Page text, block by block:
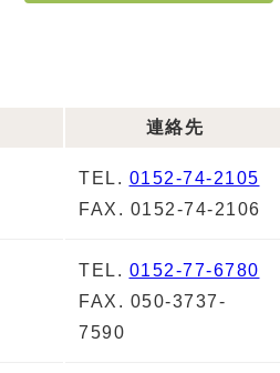
連絡先
TEL. 0152-74-2105
FAX. 0152-74-2106
TEL. 0152-77-6780
FAX. 050-3737-
7590